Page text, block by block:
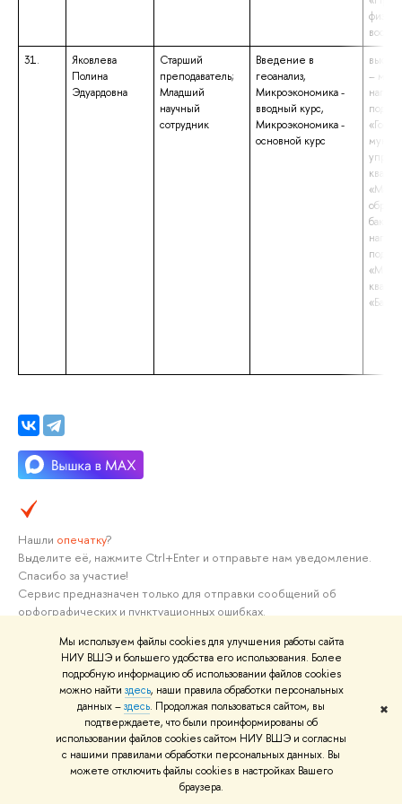
Мы используем файлы cookies для улучшения работы сайта
НИУ ВШЭ и большего удобства его использования. Более
подробную информацию об использовании файлов cookies
можно найти здесь, наши правила обработки персональных
данных –здесь. Продолжая пользоваться сайтом, вы
подтверждаете, что были проинформированы об
использовании файлов cookies сайтом НИУ ВШЭ и согласны
с нашими правилами обработки персональных данных. Вы
можете отключить файлы cookies в настройках Вашего
браузера.
✖
31.
Яковлева
Полина
Эдуардовна
Старший
преподаватель;
Младший
научный
сотрудник
Введение в
геоанализ,
Микроэкономика -
вводный курс,
Микроэкономика -
основной курс
–
Нашли опечатку?
Выделите её, нажмите Ctrl+Enter и отправьте нам уведомление.
Спасибо за участие!
Сервис предназначен только для отправки сообщений об
орфографических и пунктуационных ошибках.
О ВЫШКЕ
Цифры и факты
Руководство и структура
Устойчивое развитие в НИУ ВШЭ
Преподаватели и сотрудники